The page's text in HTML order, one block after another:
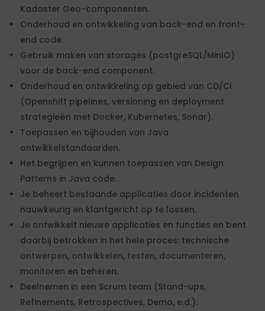
Kadaster Geo-componenten.
Onderhoud en ontwikkeling van back-end en front-
end code.
Gebruik maken van storages (postgreSQL/MinIO)
voor de back-end component.
Onderhoud en ontwikkeling op gebied van CD/CI
(Openshift pipelines, versioning en deployment
strategieën met Docker, Kubernetes, Sonar).
Toepassen en bijhouden van Java
ontwikkelstandaarden.
Het begrijpen en kunnen toepassen van Design
Patterns in Java code.
Je beheert bestaande applicaties door incidenten
nauwkeurig en klantgericht op te lossen.
Je ontwikkelt nieuwe applicaties en functies en bent
daarbij betrokken in het hele proces: technische
ontwerpen, ontwikkelen, testen, documenteren,
monitoren en beheren.
Deelnemen in een Scrum team (Stand-ups,
Refinements, Retrospectives, Demo, e.d.).